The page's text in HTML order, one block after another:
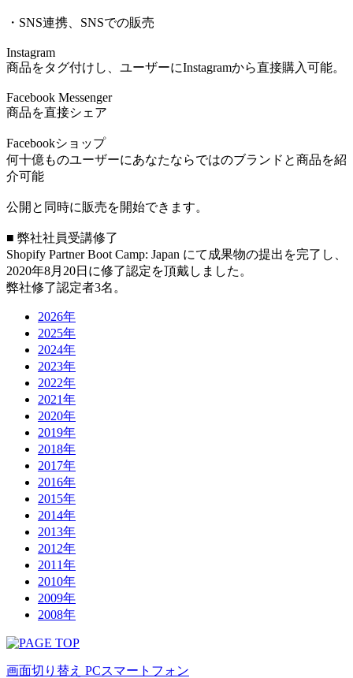
・SNS連携、SNSでの販売
Instagram
商品をタグ付けし、ユーザーにInstagramから直接購入可能。
Facebook Messenger
商品を直接シェア
Facebookショップ
何十億ものユーザーにあなたならではのブランドと商品を紹
介可能
公開と同時に販売を開始できます。
■ 弊社社員受講修了
Shopify Partner Boot Camp: Japan にて成果物の提出を完了し、
2020年8月20日に修了認定を頂戴しました。
弊社修了認定者3名。
2026年
2025年
2024年
2023年
2022年
2021年
2020年
2019年
2018年
2017年
2016年
2015年
2014年
2013年
2012年
2011年
2010年
2009年
2008年
画面切り替え PCスマートフォン